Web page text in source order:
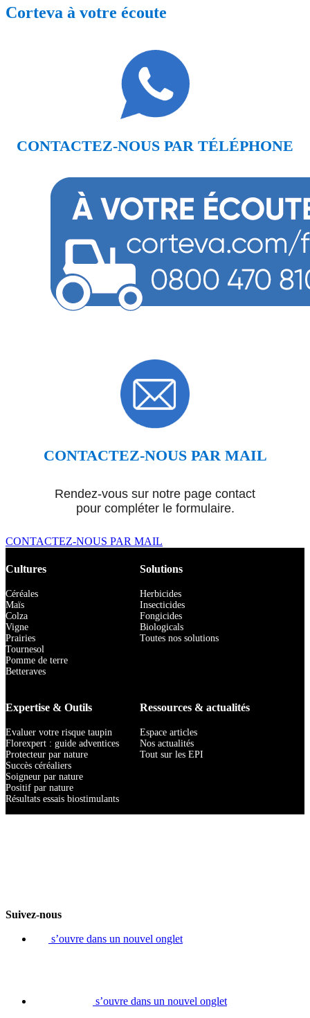
Corteva à votre écoute
CONTACTEZ-NOUS PAR TÉLÉPHONE
CONTACTEZ-NOUS PAR MAIL
Rendez-vous sur notre page contact
pour compléter le formulaire.
CONTACTEZ-NOUS PAR MAIL
Cultures
Céréales
Maïs
Colza
Vigne
Prairies
Tournesol
Pomme de terre
Betteraves
Solutions
Herbicides
Insecticides
Fongicides
Biologicals
Toutes nos solutions
Expertise & Outils
Evaluer votre risque taupin
Florexpert : guide adventices
Protecteur par nature
Succès céréaliers
Soigneur par nature
Positif par nature
Résultats essais biostimulants
Ressources & actualités
Espace articles
Nos actualités
Tout sur les EPI
Suivez-nous
s’ouvre dans un nouvel onglet
s’ouvre dans un nouvel onglet